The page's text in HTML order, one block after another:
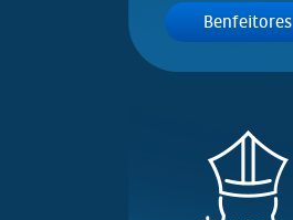
Benfeitores